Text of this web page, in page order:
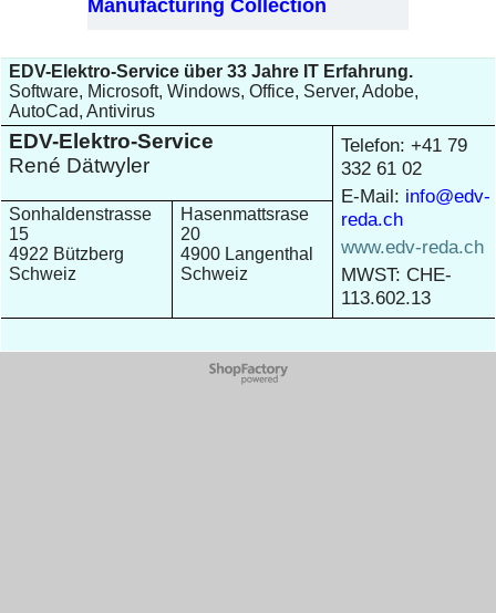
Manufacturing Collection
EDV-Elektro-Service über 33 Jahre IT Erfahrung.
Software, Microsoft, Windows, Office, Server, Adobe,
AutoCad, Antivirus
EDV-Elektro-Service
René Dätwyler
Telefon: +41 79
332 61 02
E-Mail: info@edv-
reda.ch
www.edv-reda.ch
MWST: CHE-
113.602.13
Sonhaldenstrasse
15
4922 Bützberg
Schweiz
Hasenmattsrase
20
4900 Langenthal
Schweiz
WebShop erstellt mit
ShopFactory Shop